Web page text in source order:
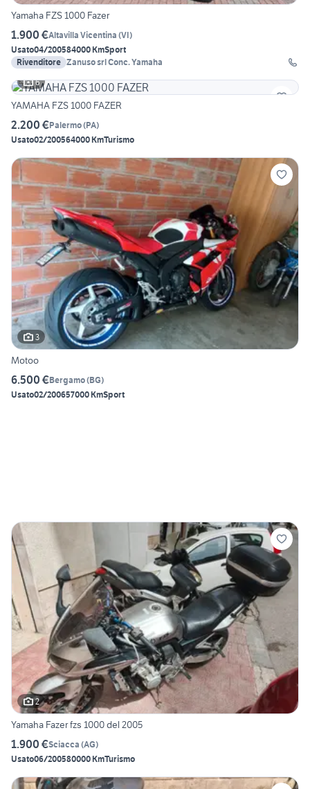
Yamaha FZS 1000 Fazer
1.900 €Altavilla Vicentina (VI)
Usato04/200584000 KmSport
Rivenditore Zanuso srl Conc. Yamaha
6
YAMAHA FZS 1000 FAZER
2.200 €Palermo(PA)
Usato02/200564000 KmTurismo
3
Motoo
6.500 €Bergamo(BG)
Usato02/200657000 KmSport
2
Yamaha Fazer fzs 1000 del 2005
1.900 €Sciacca (AG)
Usato06/200580000 KmTurismo